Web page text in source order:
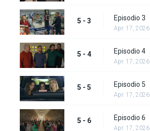
5 - 3 Episodio 3
Apr. 17, 2026
5 - 4 Episodio 4
Apr. 17, 2026
5 - 5 Episodio 5
Apr. 17, 2026
5 - 6 Episodio 6
Apr. 17, 2026